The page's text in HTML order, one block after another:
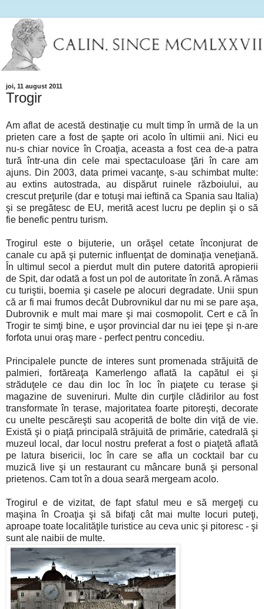
joi, 11 august 2011
Trogir
Am aflat de acestă destinaţie cu mult timp în urmă de la un
prieten care a fost de şapte ori acolo în ultimii ani. Nici eu
nu-s chiar novice în Croaţia, aceasta a fost cea de-a patra
tură într-una din cele mai spectaculoase ţări în care am
ajuns. Din 2003, data primei vacanţe, s-au schimbat multe:
au extins autostrada, au dispărut ruinele războiului, au
crescut preţurile (dar e totuşi mai ieftină ca Spania sau Italia)
şi se pregătesc de EU, merită acest lucru pe deplin şi o să
fie benefic pentru turism.
Trogirul este o bijuterie, un orăşel cetate înconjurat de
canale cu apă şi puternic influenţat de dominaţia veneţiană.
În ultimul secol a pierdut mult din putere datorită apropierii
de Spit, dar odată a fost un pol de autoritate în zonă. A rămas
cu turiştii, boemia şi casele pe alocuri degradate. Unii spun
că ar fi mai frumos decât Dubrovnikul dar nu mi se pare aşa,
Dubrovnik e mult mai mare şi mai cosmopolit. Cert e că în
Trogir te simţi bine, e uşor provincial dar nu iei ţepe şi n-are
forfota unui oraş mare - perfect pentru concediu.
Principalele puncte de interes sunt promenada străjuită de
palmieri, fortăreaţa Kamerlengo aflată la capătul ei şi
străduţele ce dau din loc în loc în piaţete cu terase şi
magazine de suveniruri. Multe din curţile clădirilor au fost
transformate în terase, majoritatea foarte pitoreşti, decorate
cu unelte pescăreşti sau acoperită de bolte din viţă de vie.
Există şi o piaţă principală străjuită de primărie, catedrală şi
muzeul local, dar locul nostru preferat a fost o piaţetă aflată
pe latura bisericii, loc în care se afla un cocktail bar cu
muzică live şi un restaurant cu mâncare bună şi personal
prietenos. Cam tot în a doua seară mergeam acolo.
Trogirul e de vizitat, de fapt sfatul meu e să mergeţi cu
maşina în Croaţia şi să bifaţi cât mai multe locuri puteţi,
aproape toate localităţile turistice au ceva unic şi pitoresc - şi
sunt ale naibii de multe.